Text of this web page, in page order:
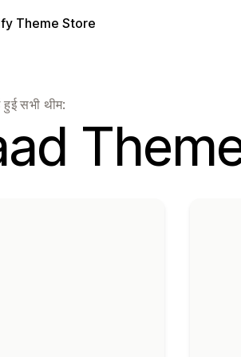
Theme Store
हुई सभी थीम: